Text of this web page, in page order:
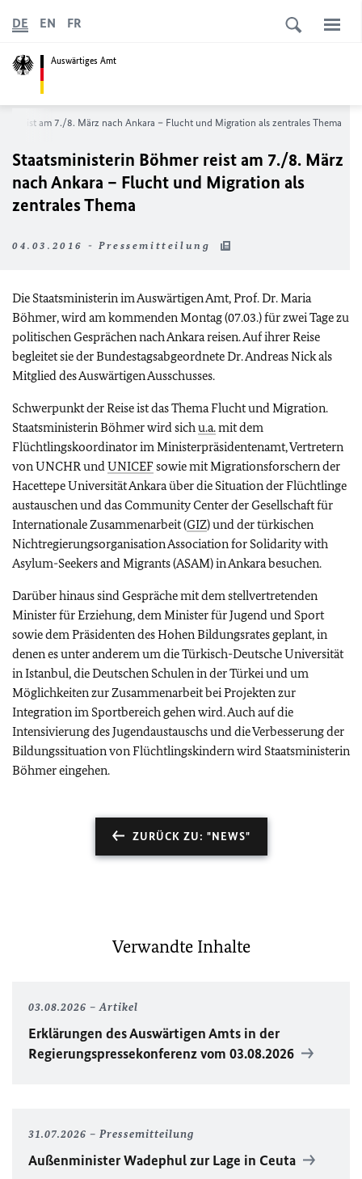
Auswärtiges Amt
DE EN FR
reist am 7./8. März nach Ankara – Flucht und Migration als zentrales Thema
Staatsministerin Böhmer reist am 7./8. März
nach Ankara – Flucht und Migration als
zentrales Thema
04.03.2016 - Pressemitteilung
Die Staatsministerin im Auswärtigen Amt, Prof. Dr. Maria
Böhmer, wird am kommenden Montag (07.03.) für zwei Tage zu
politischen Gesprächen nach Ankara reisen. Auf ihrer Reise
begleitet sie der Bundestagsabgeordnete Dr. Andreas Nick als
Mitglied des Auswärtigen Ausschusses.
Schwerpunkt der Reise ist das Thema Flucht und Migration.
Staatsministerin Böhmer wird sichu.a.mit dem
Flüchtlingskoordinator im Ministerpräsidentenamt, Vertretern
von UNCHR undUNICEFsowie mit Migrationsforschern der
Hacettepe Universität Ankara über die Situation der Flüchtlinge
austauschen und das Community Center der Gesellschaft für
Internationale Zusammenarbeit (GIZ) und der türkischen
Nichtregierungsorganisation Association for Solidarity with
Asylum-Seekers and Migrants (ASAM) in Ankara besuchen.
Darüber hinaus sind Gespräche mit dem stellvertretenden
Minister für Erziehung, dem Minister für Jugend und Sport
sowie dem Präsidenten des Hohen Bildungsrates geplant, in
denen es unter anderem um die Türkisch-Deutsche Universität
in Istanbul, die Deutschen Schulen in der Türkei und um
Möglichkeiten zur Zusammenarbeit bei Projekten zur
Integration im Sportbereich gehen wird. Auch auf die
Intensivierung des Jugendaustauschs und die Verbesserung der
Bildungssituation von Flüchtlingskindern wird Staatsministerin
Böhmer eingehen.
ZURÜCK ZU: "NEWS"
Verwandte Inhalte
03.08.2026 Artikel
Erklärungen des Auswärtigen Amts in der
Regierungspressekonferenz vom 03.08.2026
31.07.2026 Pressemitteilung
Außenminister Wadephul zur Lage in Ceuta